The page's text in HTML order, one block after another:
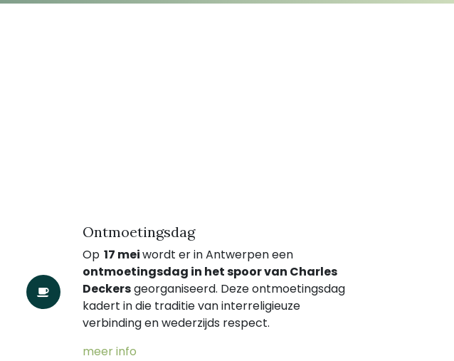
Ontmoetingsdag
Op17 meiwordt er in Antwerpen een
ontmoetingsdag in het spoor van Charles
Deckersgeorganiseerd. Deze ontmoetingsdag
kadert in die traditie van interreligieuze
verbinding en wederzijds respect.
meer info​